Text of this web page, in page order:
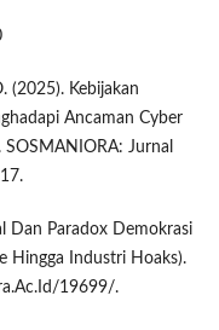
(2025). Kebijakan
Ancaman Cyber
Jurnal
Dan Paradox Demokrasi
Hingga Industri Hoaks).
19699/.